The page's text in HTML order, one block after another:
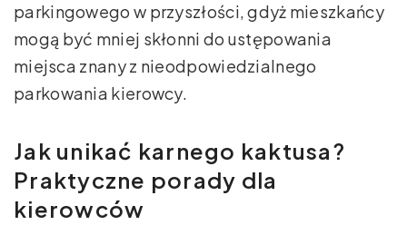
parkingowego w przyszłości, gdyż mieszkańcy
mogą być mniej skłonni do ustępowania
miejsca znany z nieodpowiedzialnego
parkowania kierowcy.
Jak unikać karnego kaktusa?
Praktyczne porady dla
kierowców